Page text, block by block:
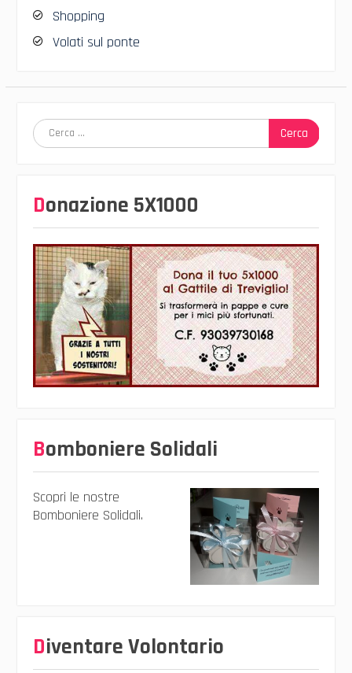
Shopping
Volati sul ponte
Ricerca
per:
Donazione 5X1000
Bomboniere Solidali
Scopri le nostre
Bomboniere Solidali.
Diventare Volontario